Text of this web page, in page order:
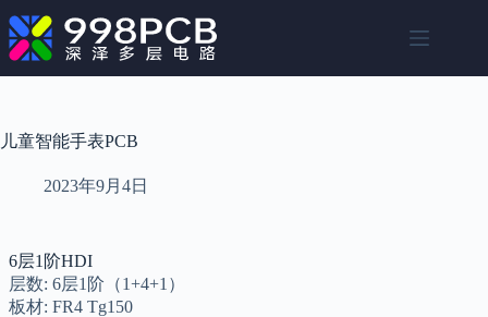
至
内
容
儿童智能手表PCB
2023年9月4日
6层1阶HDI
层数: 6层1阶（1+4+1）
板材: FR4 Tg150